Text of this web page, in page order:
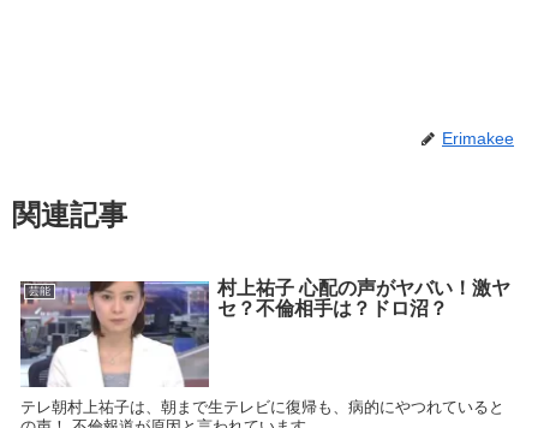
Erimakee
関連記事
芸能
村上祐子 心配の声がヤバい！激ヤ
セ？不倫相手は？ドロ沼？
テレ朝村上祐子は、朝まで生テレビに復帰も、病的にやつれていると